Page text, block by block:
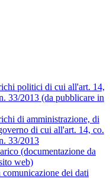
politici di cui all'art. 14,
33/2013 (da pubblicare in
di amministrazione, di
di cui all'art. 14, co.
33/2013
(documentazione da
web)
comunicazione dei dati